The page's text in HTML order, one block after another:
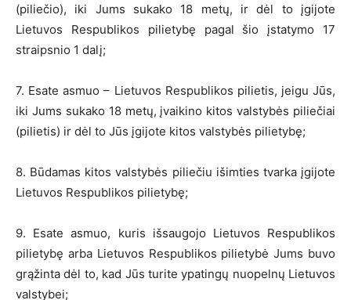
(piliečio), iki Jums sukako 18 metų, ir dėl to įgijote
Lietuvos Respublikos pilietybę pagal šio įstatymo 17
straipsnio 1 dalį;
7. Esate asmuo – Lietuvos Respublikos pilietis, jeigu Jūs,
iki Jums sukako 18 metų, įvaikino kitos valstybės piliečiai
(pilietis) ir dėl to Jūs įgijote kitos valstybės pilietybę;
8. Būdamas kitos valstybės piliečiu išimties tvarka įgijote
Lietuvos Respublikos pilietybę;
9. Esate asmuo, kuris išsaugojo Lietuvos Respublikos
pilietybę arba Lietuvos Respublikos pilietybė Jums buvo
grąžinta dėl to, kad Jūs turite ypatingų nuopelnų Lietuvos
valstybei;